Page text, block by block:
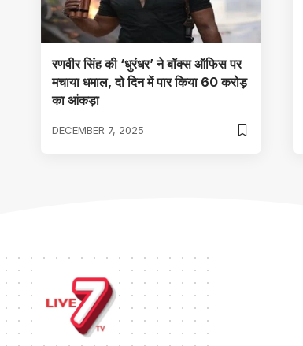
रणवीर सिंह की ‘धुरंधर’ ने बॉक्स ऑफिस पर
मचाया धमाल, दो दिन में पार किया 60 करोड़
का आंकड़ा
DECEMBER 7, 2025